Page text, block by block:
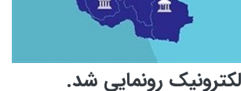
رونمایی شد.